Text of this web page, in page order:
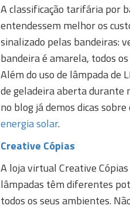
A classificação tarifária por
entendessem melhor os
sinalizado pelas bandeiras:
bandeira é amarela, todos
Além do uso de lâmpada de
de geladeira aberta durante
no blog já demos dicas
energia solar.
Creative Cópias
A loja virtual Creative
lâmpadas têm diferentes
todos os seus ambientes.